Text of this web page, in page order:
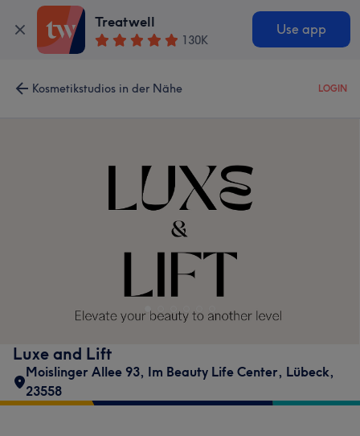
Treatwell
130K
Use app
Kosmetikstudios in der Nähe LOGIN
Luxe and Lift
Moislinger Allee 93, Im Beauty Life Center, Lübeck,
23558